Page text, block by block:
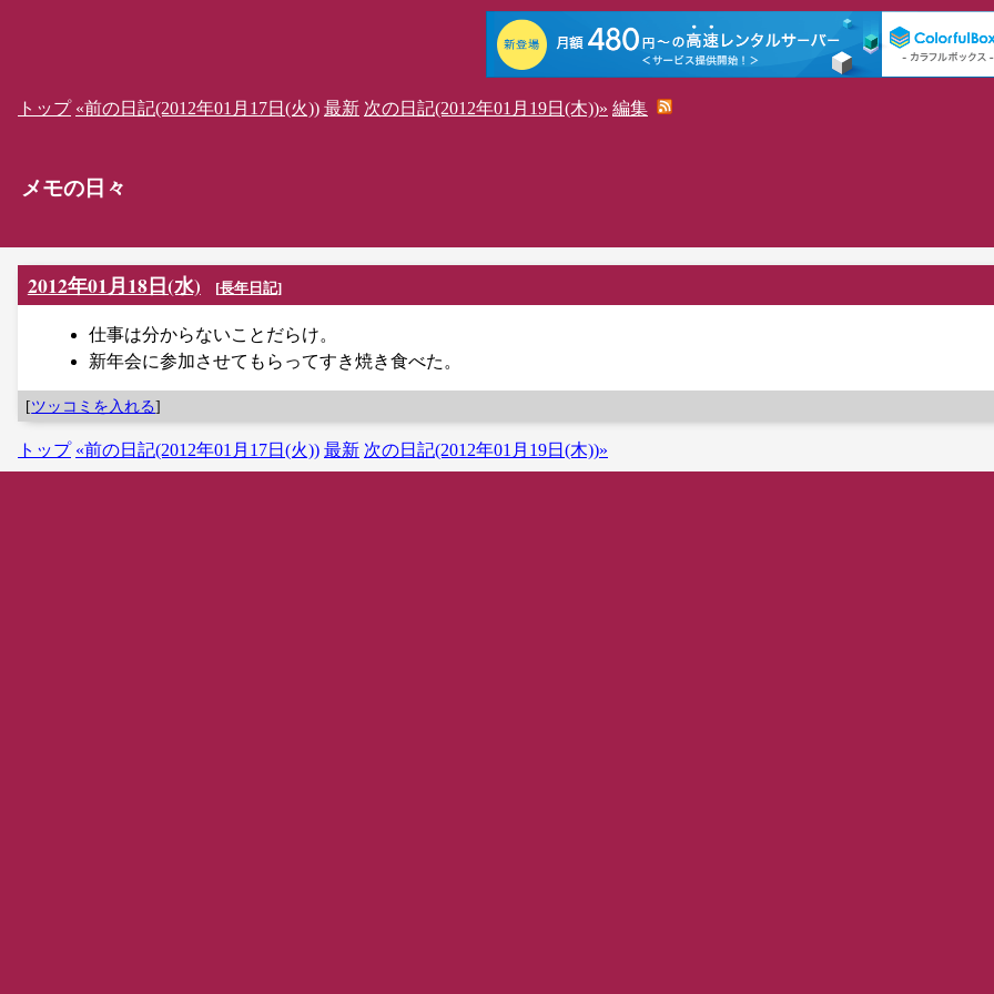
トップ «前の日記(2012年01月17日(火)) 最新 次の日記(2012年01月19日(木))» 編集
メモの日々
2012年01月18日(水) [長年日記]
仕事は分からないことだらけ。
新年会に参加させてもらってすき焼き食べた。
[ツッコミを入れる]
トップ «前の日記(2012年01月17日(火)) 最新 次の日記(2012年01月19日(木))»